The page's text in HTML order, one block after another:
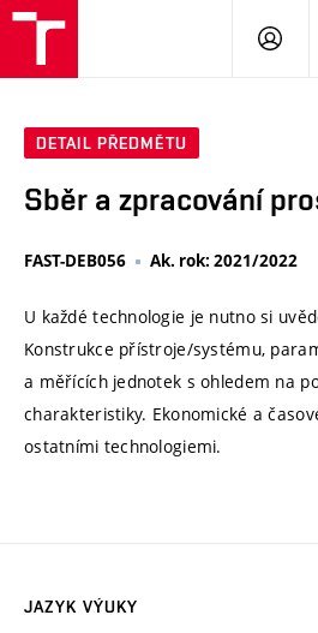
DETAIL PŘEDMĚTU
Sběr a zpracování
FAST-DEB056 Ak. rok: 2021/2022
U každé technologie je nutno si
Konstrukce přístroje/systému,
a měřících jednotek s ohledem na
charakteristiky. Ekonomické a
ostatními technologiemi.
JAZYK VÝUKY